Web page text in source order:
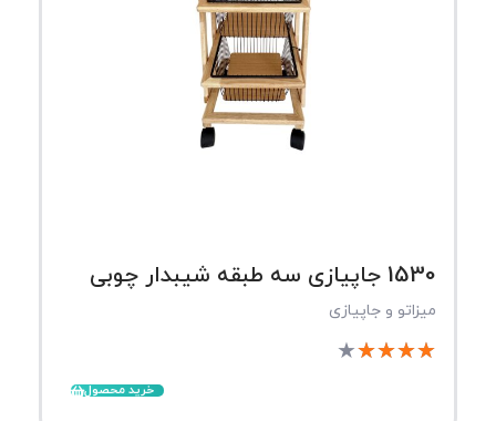
1530 جاپیازی سه طبقه شیبدار چوبی
میزاتو و جاپیازی
★
★
★
★
★
خرید محصول